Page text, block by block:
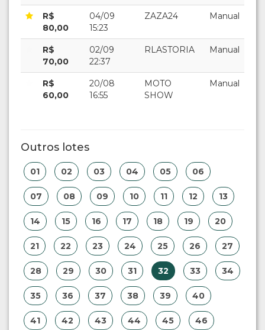
R$
80,00
04/09
15:23
ZAZA24 Manual
R$
70,00
02/09
22:37
RLASTORIA Manual
R$
60,00
20/08
16:55
MOTO
SHOW
Manual
Outros lotes
01 02 03 04 05 06
07 08 09 10 11 12 13
14 15 16 17 18 19 20
21 22 23 24 25 26 27
28 29 30 31 32 33 34
35 36 37 38 39 40
41 42 43 44 45 46